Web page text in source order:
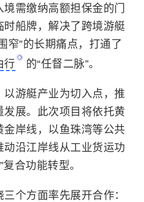
需缴纳高额担保金的门
船牌，解决了跨境游艇
窄”的长期痛点，打通了
行
的“任督二脉”。
游艇产业为切入点，推
展。此次项目将依托黄
岸线，以鱼珠湾等公共
沿江岸线从工业货运功
合功能转型。
个方面率先展开合作：